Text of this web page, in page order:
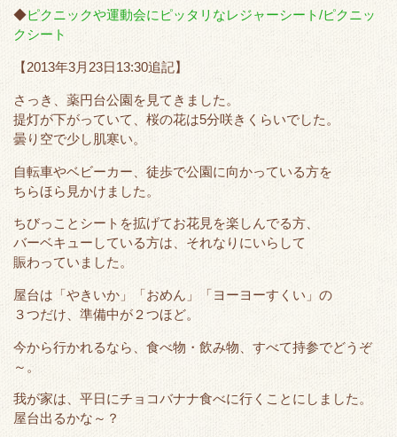
◆ピクニックや運動会にピッタリなレジャーシート/ピクニッ
クシート
【2013年3月23日13:30追記】
さっき、薬円台公園を見てきました。
提灯が下がっていて、桜の花は5分咲きくらいでした。
曇り空で少し肌寒い。
自転車やベビーカー、徒歩で公園に向かっている方を
ちらほら見かけました。
ちびっことシートを拡げてお花見を楽しんでる方、
バーベキューしている方は、それなりにいらして
賑わっていました。
屋台は「やきいか」「おめん」「ヨーヨーすくい」の
３つだけ、準備中が２つほど。
今から行かれるなら、食べ物・飲み物、すべて持参でどうぞ
～。
我が家は、平日にチョコバナナ食べに行くことにしました。
屋台出るかな～？